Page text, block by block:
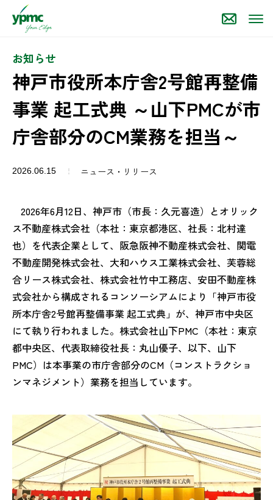
お知らせ
神戸市役所本庁舎2号館再整備
事業 起工式典 ～山下PMCが市
庁舎部分のCM業務を担当～
2026.06.15 ニュース・リリース
2026年6月12日、神戸市（市長：久元喜造）とオリック
ス不動産株式会社（本社：東京都港区、社長：北村達
也）を代表企業として、阪急阪神不動産株式会社、関電
不動産開発株式会社、大和ハウス工業株式会社、芙蓉総
合リース株式会社、株式会社竹中工務店、安田不動産株
式会社から構成されるコンソーシアムにより「神戸市役
所本庁舎2号館再整備事業 起工式典」が、神戸市中央区
にて執り行われました。株式会社山下PMC （本社：東京
都中央区、代表取締役社長：丸山優子、以下、山下
PMC）は本事業の市庁舎部分のCM （コンストラクショ
ンマネジメント）業務を担当しています。